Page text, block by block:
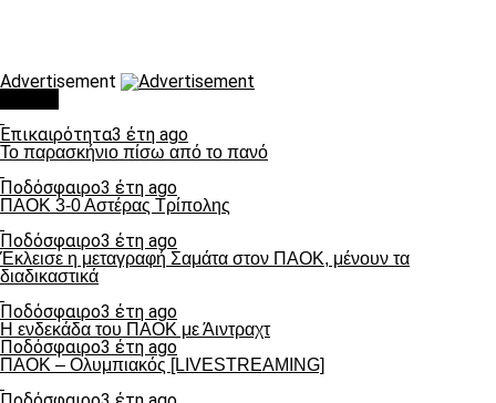
Advertisement
Επικαιρότητα3 έτη ago
Το παρασκήνιο πίσω από το πανό
Ποδόσφαιρο3 έτη ago
ΠΑΟΚ 3-0 Αστέρας Τρίπολης
Ποδόσφαιρο3 έτη ago
Έκλεισε η μεταγραφή Σαμάτα στον ΠΑΟΚ, μένουν τα
διαδικαστικά
Ποδόσφαιρο3 έτη ago
Η ενδεκάδα του ΠΑΟΚ με Άιντραχτ
Ποδόσφαιρο3 έτη ago
ΠΑΟΚ – Ολυμπιακός [LIVESTREAMING]